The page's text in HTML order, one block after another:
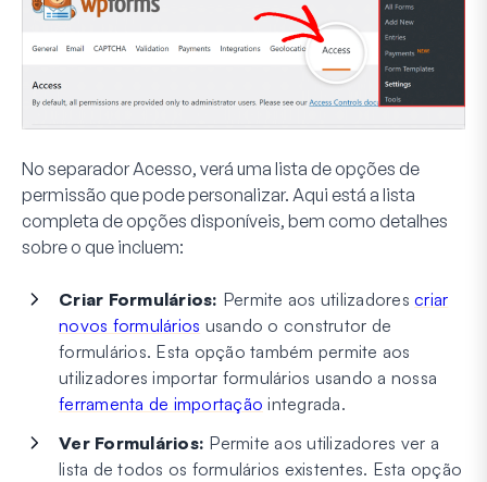
No separador Acesso, verá uma lista de opções de
permissão que pode personalizar. Aqui está a lista
completa de opções disponíveis, bem como detalhes
sobre o que incluem:
Criar Formulários: Permite aos utilizadores criar
novos formulários usando o construtor de
formulários. Esta opção também permite aos
utilizadores importar formulários usando a nossa
ferramenta de importação integrada.
Ver Formulários: Permite aos utilizadores ver a
lista de todos os formulários existentes. Esta opção